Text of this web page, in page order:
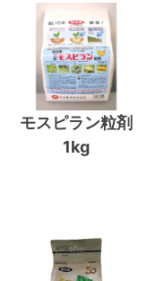
モスピラン粒剤
1kg